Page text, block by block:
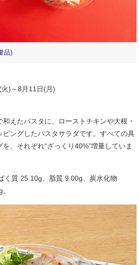
品)
)～8月11日(月)
えたパスタに、ローストチキンや大根・
ピングしたパスタサラダです。すべての具
、それぞれ“ざっくり40%”増量していま
質 25.10g、脂質 9.00g、炭水化物